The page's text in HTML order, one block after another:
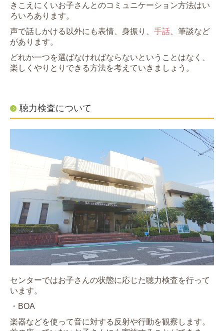
きこえにくいお子さんとのコミュニケーション方法はい
ろいろあります。
声で話しかける以外にも表情、身振り、 手話 、筆談など
があります。
どれか一つを選ばなければならないということはなく、
楽しくやりとりできる方法を考えていきましょう。
聴力検査について
センターではお子さんの状態に応じた聴力検査を行って
います。
・BOA
楽器などを使って音に対する反射や行動を観察します。